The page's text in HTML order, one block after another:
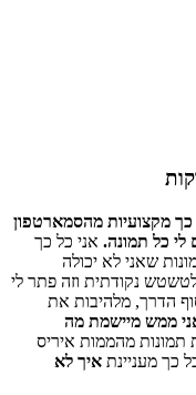
כך מקצועיות מהסמארטפון
לי כל תמונה. אני כל כך
שאני לא יכולה
נקודתית וזה פתר לי
הדרך, מלהיבות את
ממש מיישמת מה
מהממות איריס
כך מעניינת איך לא